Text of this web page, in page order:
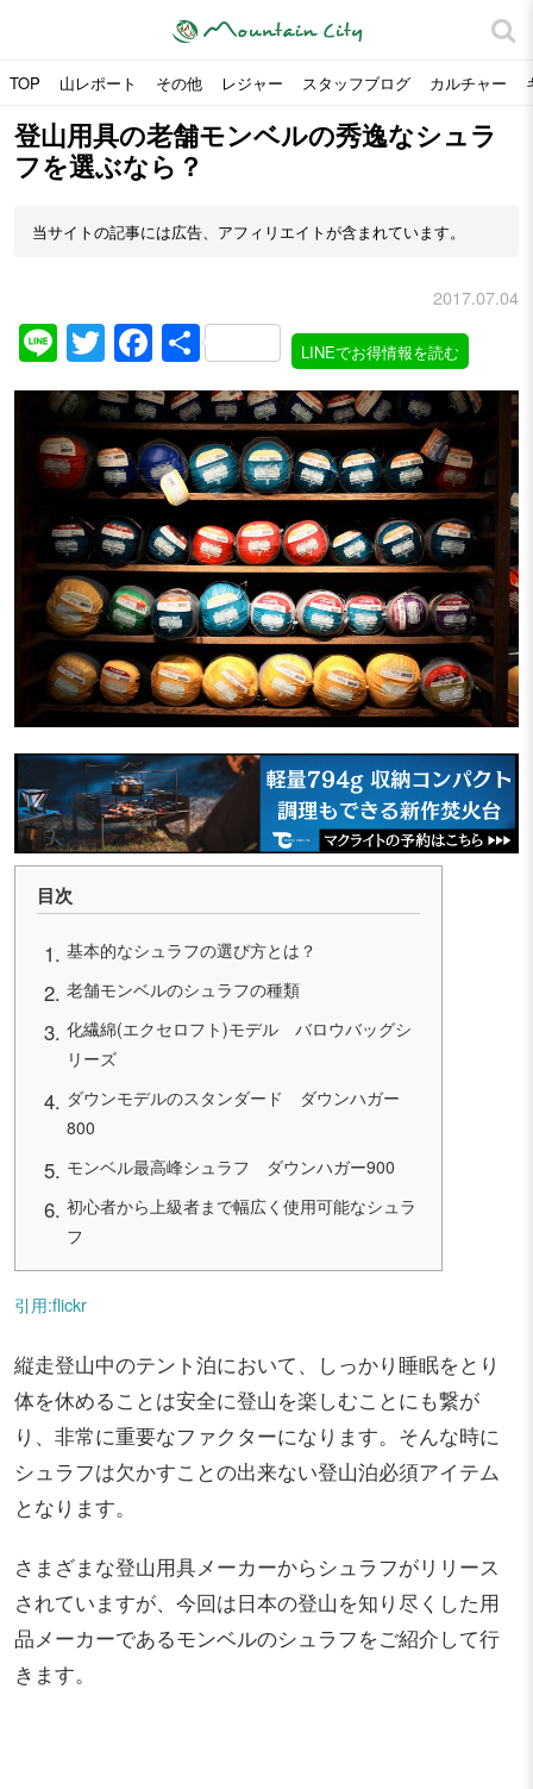
TOP 山レポート その他 レジャー スタッフブログ カルチャー
登山用具の老舗モンベルの秀逸なシュラ
フを選ぶなら？
当サイトの記事には広告、アフィリエイトが含まれています。
2017.07.04
LineTwitter
Facebook
共
有
LINEでお得情報を読む
目次
基本的なシュラフの選び方とは？
老舗モンベルのシュラフの種類
化繊綿(エクセロフト)モデル バロウバッグシ
リーズ
ダウンモデルのスタンダード ダウンハガー
800
モンベル最高峰シュラフ ダウンハガー900
初心者から上級者まで幅広く使用可能なシュラ
フ
引用:flickr
縦走登山中のテント泊において、しっかり睡眠をとり
体を休めることは安全に登山を楽しむことにも繋が
り、非常に重要なファクターになります。そんな時に
シュラフは欠かすことの出来ない登山泊必須アイテム
となります。
さまざまな登山用具メーカーからシュラフがリリース
されていますが、今回は日本の登山を知り尽くした用
品メーカーであるモンベルのシュラフをご紹介して行
きます。